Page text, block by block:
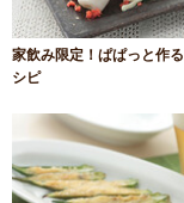
家飲み限定！ぱぱっと作
シピ